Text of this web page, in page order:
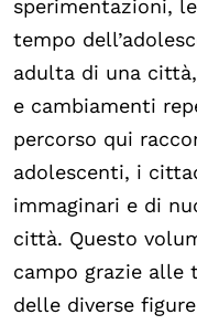
sperimentazioni,
tempo
adulta di una
e cambiamenti
percorso qui
adolescenti, i
immaginari e di
città. Questo
campo grazie alle
delle diverse